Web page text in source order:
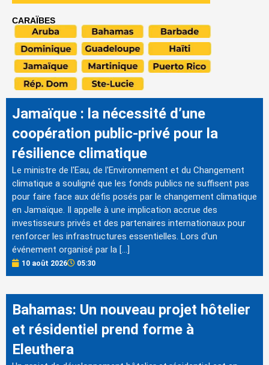
CARAÏBES
Jamaïque : la nécessité d’une
coopération public-privé pour la
résilience climatique
Le ministre de l'Eau, de l'Environnement et du Changement
climatique a souligné que les fonds publics ne suffisent pas
pour faire face aux défis posés par le changement climatique
en Jamaïque. Il appelle à une implication accrue des
investisseurs privés et des partenaires internationaux pour
renforcer les infrastructures essentielles. Lors d'un
événement organisé par la […]
10 août 2026 05:30
Bahamas: Un nouveau projet hôtelier
et résidentiel prend forme à
Eleuthera